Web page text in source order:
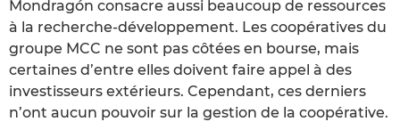
Mondragón consacre aussi beaucoup de ressources
à la recherche-développement. Les coopératives du
groupe MCC ne sont pas côtées en bourse, mais
certaines d’entre elles doivent faire appel à des
investisseurs extérieurs. Cependant, ces derniers
n’ont aucun pouvoir sur la gestion de la coopérative.